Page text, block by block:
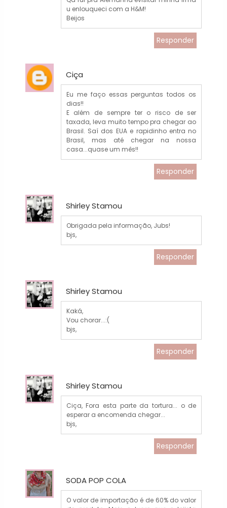
u enlouqueci com a H&M!
Beijos
Responder
Ciça
Eu me faço essas perguntas todos os
dias!!
E além de sempre ter o risco de ser
taxada, leva muito tempo pra chegar ao
Brasil. Saí dos EUA e rapidinho entra no
Brasil, mas até chegar na nossa
casa...quase um mês!!
Responder
Shirley Stamou
Obrigada pela informação, Jubs!
bjs,
Responder
Shirley Stamou
Kaká,
Vou chorar...:(
bjs,
Responder
Shirley Stamou
Ciça, Fora esta parte da tortura... o de
esperar a encomenda chegar...
bjs,
Responder
SODA POP COLA
O valor de importação é de 60% do valor